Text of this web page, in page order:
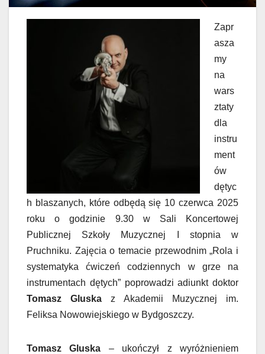
Zapr
asza
my
na
wars
ztaty
dla
instru
ment
ów
dętyc
h blaszanych, które odbędą się 10 czerwca 2025
roku o godzinie 9.30 w Sali Koncertowej
Publicznej Szkoły Muzycznej I stopnia w
Pruchniku. Zajęcia o temacie przewodnim „Rola i
systematyka ćwiczeń codziennych w grze na
instrumentach dętych” poprowadzi adiunkt doktor
Tomasz Gluska z Akademii Muzycznej im.
Feliksa Nowowiejskiego w Bydgoszczy.
Tomasz Gluska – ukończył z wyróżnieniem